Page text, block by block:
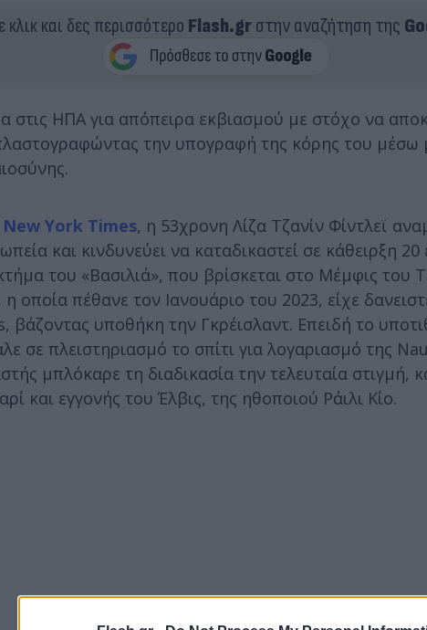
κλικ και δες περισσότερο Flash.grστην αναζήτηση της
στις ΗΠΑ για απόπειρα εκβιασμού με στόχο να
την υπογραφή της κόρης του μέσω
York Times, η 53χρονη Λίζα Τζανίν Φίντλεϊ
και κινδυνεύει να καταδικαστεί σε κάθειρξη 20
του «Βασιλιά», που βρίσκεται στο Μέμφις του
οποία πέθανε τον Ιανουάριο του 2023, είχε
βάζοντας υποθήκη την Γκρέισλαντ. Επειδή το
σε πλειστηριασμό το σπίτι για λογαριασμό της
μπλόκαρε τη διαδικασία την τελευταία στιγμή,
και εγγονής του Έλβις, της ηθοποιού Ράιλι Κίο.